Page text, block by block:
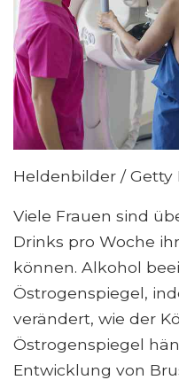
Heldenbilder / Getty
Viele Frauen sind
Drinks pro Woche
können. Alkohol
Östrogenspiegel,
verändert, wie der
Östrogenspiegel
Entwicklung von